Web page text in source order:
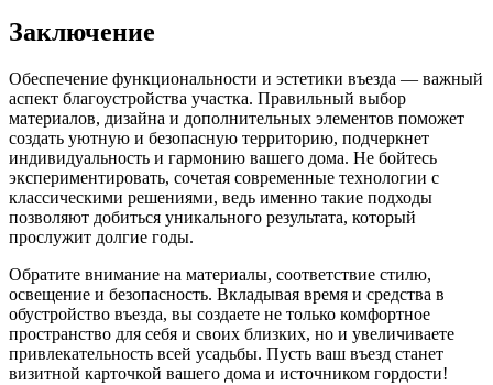
Заключение
Обеспечение функциональности и эстетики въезда — важный
аспект благоустройства участка. Правильный выбор
материалов, дизайна и дополнительных элементов поможет
создать уютную и безопасную территорию, подчеркнет
индивидуальность и гармонию вашего дома. Не бойтесь
экспериментировать, сочетая современные технологии с
классическими решениями, ведь именно такие подходы
позволяют добиться уникального результата, который
прослужит долгие годы.
Обратите внимание на материалы, соответствие стилю,
освещение и безопасность. Вкладывая время и средства в
обустройство въезда, вы создаете не только комфортное
пространство для себя и своих близких, но и увеличиваете
привлекательность всей усадьбы. Пусть ваш въезд станет
визитной карточкой вашего дома и источником гордости!